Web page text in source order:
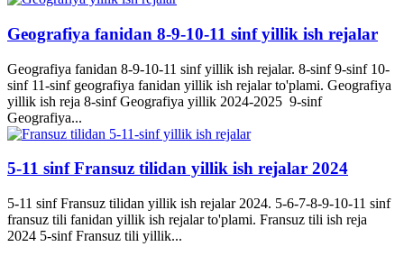
Geografiya fanidan 8-9-10-11 sinf yillik ish rejalar
Geografiya fanidan 8-9-10-11 sinf yillik ish rejalar. 8-sinf 9-sinf 10-
sinf 11-sinf geografiya fanidan yillik ish rejalar to'plami. Geografiya
yillik ish reja 8-sinf Geografiya yillik 2024-2025 9-sinf
Geografiya...
5-11 sinf Fransuz tilidan yillik ish rejalar 2024
5-11 sinf Fransuz tilidan yillik ish rejalar 2024. 5-6-7-8-9-10-11 sinf
fransuz tili fanidan yillik ish rejalar to'plami. Fransuz tili ish reja
2024 5-sinf Fransuz tili yillik...